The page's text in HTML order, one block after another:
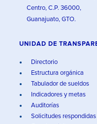
Centro, C.P. 36000,
Guanajuato, GTO.
UNIDAD DE
Directorio
Estructura orgánica
Tabulador de sueldos
Indicadores y metas
Auditorías
Solicitudes respondidas